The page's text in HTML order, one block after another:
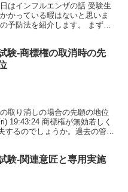
はインフルエンザの話 受験生
かっている暇はないと思いま
予防法を紹介します。 まず、
験-商標権の取消時の先
取り消しの場合の先願の地位
19:43:24 商標権が無効若しく
るのでしょうか。過去の管理
験-関連意匠と専用実施